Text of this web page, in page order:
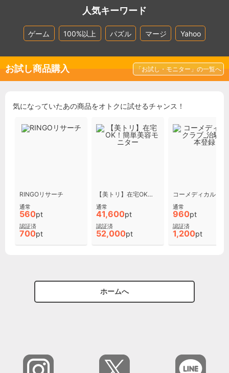
人気キーワード
ゲーム 100%以上 パズル マージ Yahoo
お試し商品購入 「お試し・モニター」の一覧へ
気になっていたあの商品をオトクに試せるチャンス！
RINGOリサーチ
通常
560pt
認証済
700pt
【美トリ】在宅OK！簡単美容モニター
通常
41,600pt
認証済
52,000pt
通常
960pt
認証済
1,200pt
ホームへ